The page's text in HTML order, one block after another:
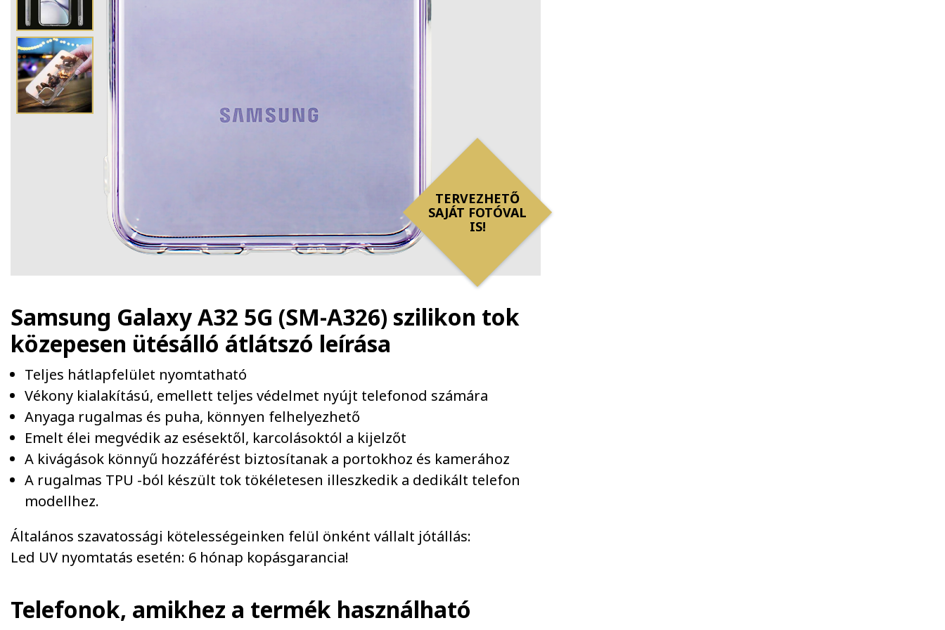
TERVEZHETŐ
SAJÁT FOTÓVAL
IS!
Samsung Galaxy A32 5G (SM-A326) szilikon tok
közepesen ütésálló átlátszó leírása
Teljes hátlapfelület nyomtatható
Vékony kialakítású, emellett teljes védelmet nyújt telefonod számára
Anyaga rugalmas és puha, könnyen felhelyezhető
Emelt élei megvédik az esésektől, karcolásoktól a kijelzőt
A kivágások könnyű hozzáférést biztosítanak a portokhoz és kamerához
A rugalmas TPU -ból készült tok tökéletesen illeszkedik a dedikált telefon
modellhez.
Általános szavatossági kötelességeinken felül önként vállalt jótállás:
Led UV nyomtatás esetén: 6 hónap kopásgarancia!
Telefonok, amikhez a termék használható